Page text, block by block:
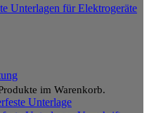
im Warenkorb.
Unterlagen für Elektrogeräte
Unterlage